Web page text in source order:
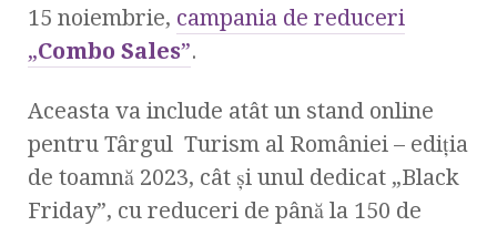
15 noiembrie, campania de reduceri
„Combo Sales”.
Aceasta va include atât un stand online
pentru Târgul Turism al României – ediția
de toamnă 2023, cât și unul dedicat „Black
Friday”, cu reduceri de până la 150 de